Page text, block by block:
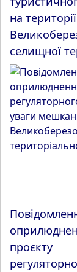
на території
селищної
проєкту